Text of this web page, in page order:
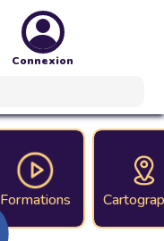
Connexion
Formations